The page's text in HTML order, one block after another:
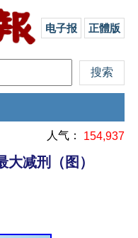
电子报 正體版
人气： 154,937
减刑（图）